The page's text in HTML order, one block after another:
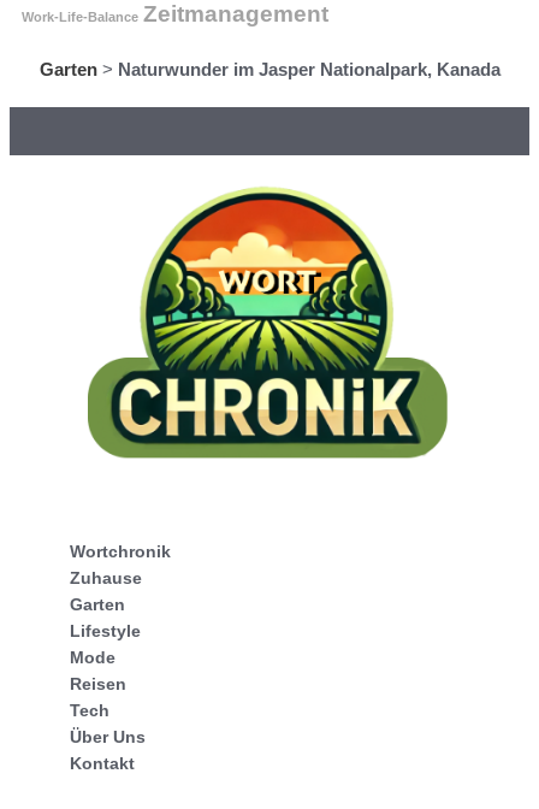
Work-Life-Balance Zeitmanagement
Garten> Naturwunder im Jasper Nationalpark, Kanada
Wortchronik
Zuhause
Garten
Lifestyle
Mode
Reisen
Tech
Über Uns
Kontakt